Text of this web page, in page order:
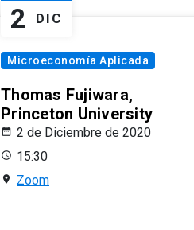
2 DIC
Microeconomía Aplicada
Thomas Fujiwara,
Princeton University
2 de Diciembre de 2020
15:30
Zoom